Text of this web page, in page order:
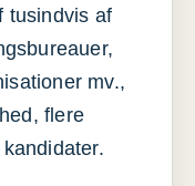
tusindvis af
mv.,
flere